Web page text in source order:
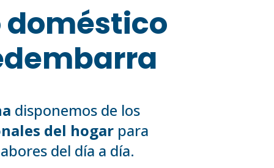
doméstico
disponemos de los
del hogarpara
del día a día.